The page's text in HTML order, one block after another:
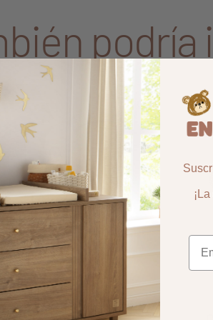
Aggiungi ai
borrar